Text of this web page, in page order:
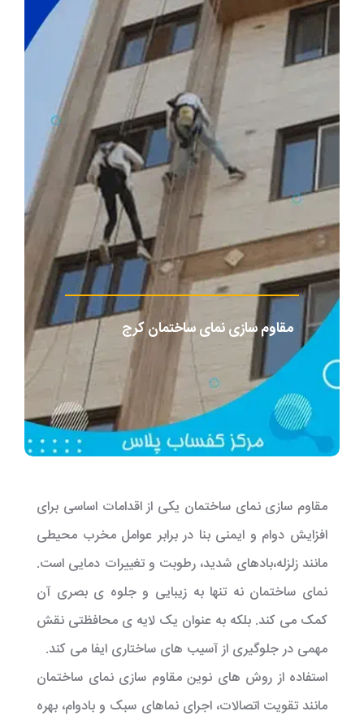
مقاوم سازی نمای ساختمان کرج
مقاوم سازی نمای ساختمان یکی از اقدامات اساسی برای
افزایش دوام و ایمنی بنا در برابر عوامل مخرب محیطی
مانند زلزله،بادهای شدید، رطوبت و تغییرات دمایی است.
نمای ساختمان نه تنها به زیبایی و جلوه ی بصری آن
کمک می کند. بلکه به عنوان یک لایه ی محافظتی نقش
مهمی در جلوگیری از آسیب های ساختاری ایفا می کند.
استفاده از روش های نوین مقاوم سازی نمای ساختمان
مانند تقویت اتصالات، اجرای نماهای سبک و بادوام، بهره